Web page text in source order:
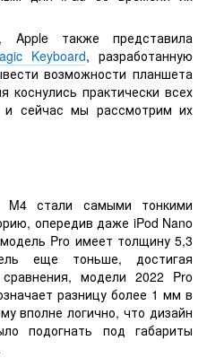
Apple также представила
Keyboard, разработанную
возможности планшета
коснулись практически всех
и сейчас мы рассмотрим их
стали самыми тонкими
опередив даже iPod Nano
Pro имеет толщину 5,3
еще тоньше, достигая
модели 2022 Pro
разницу более 1 мм в
вполне логично, что дизайн
подогнать под габариты